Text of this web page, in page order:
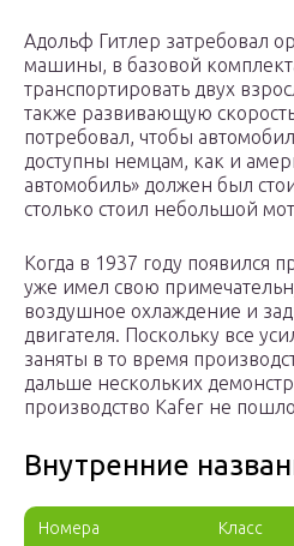
Адольф Гитлер затребовал
машины, в базовой
транспортировать двух
также развивающую
потребовал, чтобы
доступны немцам, как и
автомобиль» должен был
столько стоил небольшой
Когда в 1937 году появился
уже имел свою
воздушное охлаждение и
двигателя. Поскольку все
заняты в то время
дальше нескольких
производство Kafer не
Внутренние
Номера Класс